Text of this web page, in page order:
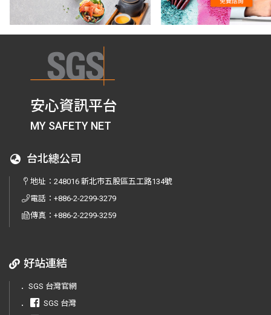
安心資訊平台
MY SAFETY NET
台北總公司
地址：248016 新北市五股區五工路134號
電話：+886-2-2299-3279
傳真：+886-2-2299-3259
好站連結
． SGS 台灣官網
．
SGS 台灣